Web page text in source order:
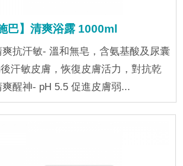
巴】清爽浴露 1000ml
抗汗敏- 溫和無皂，含氨基酸及尿囊
汗敏皮膚，恢復皮膚活力，對抗乾
醒神- pH 5.5 促進皮膚弱...